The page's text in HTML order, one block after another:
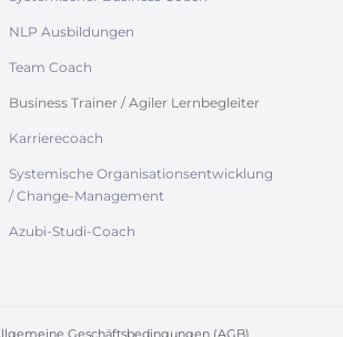
NLP Ausbildungen
Team Coach
Business Trainer / Agiler Lernbegleiter
Karrierecoach
Systemische Organisationsentwicklung
/ Change-Management
Azubi-Studi-Coach
Geschäftsbedingungen (AGB)